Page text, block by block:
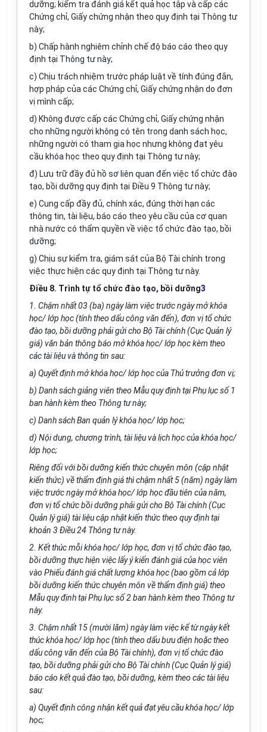
dưỡng; kiểm tra đánh giá kết quả học tập và cấp các
Chứng chỉ, Giấy chứng nhận theo quy định tại Thông tư
này;
b) Chấp hành nghiêm chỉnh chế độ báo cáo theo quy
định tại Thông tư này;
c) Chịu trách nhiệm trước pháp luật về tính đúng đắn,
hợp pháp của các Chứng chỉ, Giấy chứng nhận do đơn
vị mình cấp;
d) Không được cấp các Chứng chỉ, Giấy chứng nhận
cho những người không có tên trong danh sách học,
những người có tham gia học nhưng không đạt yêu
cầu khóa học theo quy định tại Thông tư này;
đ) Lưu trữ đầy đủ hồ sơ liên quan đến việc tổ chức đào
tạo, bồi dưỡng quy định tại Điều 9 Thông tư này;
e) Cung cấp đầy đủ, chính xác, đúng thời hạn các
thông tin, tài liệu, báo cáo theo yêu cầu của cơ quan
nhà nước có thẩm quyền về việc tổ chức đào tạo, bồi
dưỡng;
g) Chịu sự kiểm tra, giám sát của Bộ Tài chính trong
việc thực hiện các quy định tại Thông tư này.
Điều 8. Trình tự tổ chức đào tạo, bồi dưỡng3
1. Chậm nhất 03 (ba) ngày làm việc trước ngày mở khóa
học/ lớp học (tính theo dấu công văn đến), đơn vị tổ chức
đào tạo, bồi dưỡng phải gửi cho Bộ Tài chính (Cục Quản lý
giá) văn bản thông báo mở khóa học/ lớp học kèm theo
các tài liệu và thông tin sau:
a) Quyết định mở khóahọc/ lớp học của Thủ trưởng đơn vị;
b) Danh sách giảng viên theo Mẫu quy định tạiPhụ lục số 1
ban hành kèm theo Thông tư này;
c) Danh sách Ban quản lý khóahọc/ lớp học;
d) Nội dung, chương trình, tài liệu và lịch học của khóahọc/
lớp học;
Riêng đối với bồi dưỡng kiến thức chuyên môn (cập nhật
kiến thức) về thẩm định giá thì chậm nhất 5 (năm) ngày làm
việc trước ngày mởkhóahọc/ lớp học đầu tiên của năm,
đơn vị tổ chức bồi dưỡng phải gửi cho Bộ Tài chính (Cục
Quản lý giá) tài liệu cập nhật kiến thức theo quy định tại
khoản 3 Điều 24 Thông tư này.
2. Kết thúc mỗi khóa học/ lớp học, đơn vị tổ chức đào tạo,
bồi dưỡng thực hiện việc lấy ý kiến đánh giácủa học viên
vào Phiếu đánh giá chất lượng khóa học (bao gồm cả lớp
bồi dưỡng kiến thức chuyên môn về thẩm định giá) theo
Mẫu quy định tạiPhụ lục số 2ban hành kèm theo Thông tư
này.
3. Chậm nhất 15 (mười lăm) ngày làm việc kể từ ngày kết
thúc khóa học/ lớp học (tính theo dấu bưu điện hoặc theo
dấu công văn đến của Bộ Tài chính), đơn vị tổ chức đào
tạo, bồi dưỡng phải gửi cho Bộ Tài chính (Cục Quản lý giá)
báo cáo kết quả đào tạo, bồi dưỡng, kèm theo các tài liệu
sau:
a) Quyết định công nhận kết quả đạt yêu cầu khóa học/ lớp
học;